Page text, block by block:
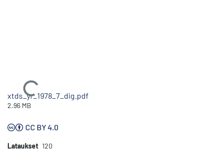
Ladataan...
xtds_yr_1978_7_dig.pdf
2.96 MB
CC BY 4.0
Lataukset 120